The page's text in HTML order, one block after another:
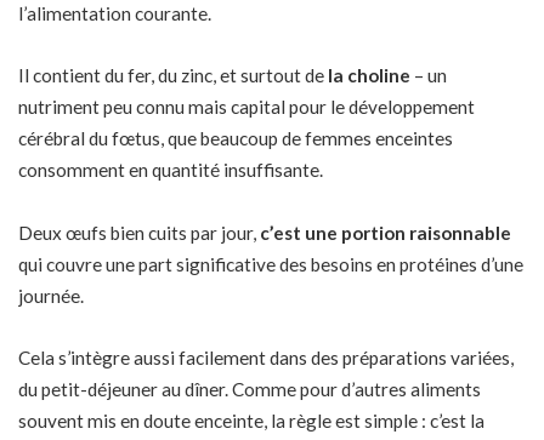
l’alimentation courante.
Il contient du fer, du zinc, et surtout de la choline – un
nutriment peu connu mais capital pour le développement
cérébral du fœtus, que beaucoup de femmes enceintes
consomment en quantité insuffisante.
Deux œufs bien cuits par jour, c’est une portion raisonnable
qui couvre une part significative des besoins en protéines d’une
journée.
Cela s’intègre aussi facilement dans des préparations variées,
du petit-déjeuner au dîner. Comme pourd’autres aliments
souvent mis en doute enceinte, la règle est simple : c’est la